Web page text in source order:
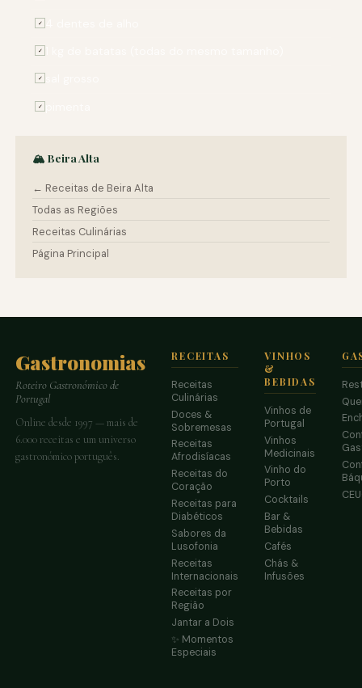
✓
✓
✓
✓
🏔️ Beira Alta
← Receitas de Beira Alta
Todas as Regiões
Receitas Culinárias
Página Principal
Gastronomias
Roteiro Gastronómico de
Portugal
Online desde 1997 — mais de
6.000 receitas e um universo
gastronómico português.
RECEITAS
Receitas
Culinárias
Doces &
Sobremesas
Receitas
Afrodisíacas
Receitas do
Coração
Receitas para
Diabéticos
Sabores da
Lusofonia
Receitas
Internacionais
Receitas por
Região
Jantar a Dois
✨ Momentos
Especiais
VINHOS
&
BEBIDAS
Vinhos de
Portugal
Vinhos
Medicinais
Vinho do
Porto
Cocktails
Bar &
Bebidas
Cafés
Chás &
Infusões